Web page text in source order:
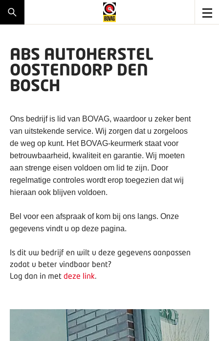
ABS AUTOHERSTEL
OOSTENDORP DEN
BOSCH
Ons bedrijf is lid van BOVAG, waardoor u zeker bent
van uitstekende service. Wij zorgen dat u zorgeloos
de weg op kunt. Het BOVAG-keurmerk staat voor
betrouwbaarheid, kwaliteit en garantie. Wij moeten
aan strenge eisen voldoen om lid te zijn. Door
regelmatige controles wordt erop toegezien dat wij
hieraan ook blijven voldoen.
Bel voor een afspraak of kom bij ons langs. Onze
gegevens vindt u op deze pagina.
Is dit uw bedrijf en wilt u deze gegevens aanpassen
zodat u beter vindbaar bent?
Log dan in met deze link.